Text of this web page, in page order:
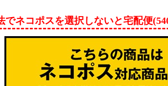
ネコポスを選択しないと宅配便